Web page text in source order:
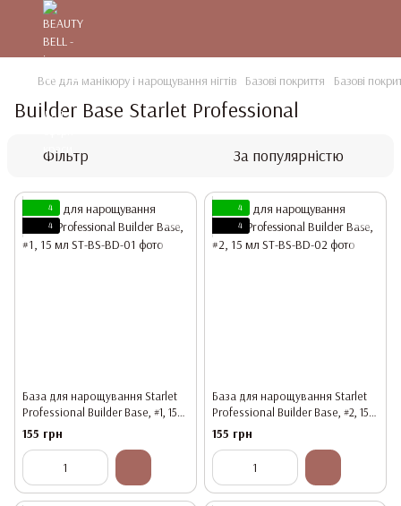
Все для манікюру і нарощування нігтів Базові покриття Базові
Builder Base Starlet Professional
Фільтр За популярністю
4
4
База для нарощування Starlet
Professional Builder Base, #1, 15
мл
155 грн
4
4
База для нарощування Starlet
Professional Builder Base, #2, 15
мл
155 грн